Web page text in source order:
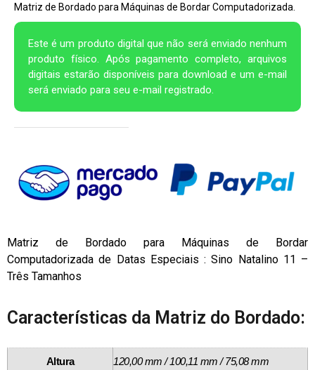
Matriz de Bordado para Máquinas de Bordar Computadorizada.
Este é um produto digital que não será enviado nenhum
produto físico. Após pagamento completo, arquivos
digitais estarão disponíveis para download e um e-mail
será enviado para seu e-mail registrado.
Matriz de Bordado para Máquinas de Bordar
Computadorizada de Datas Especiais : Sino Natalino 11 –
Três Tamanhos
Características da Matriz do Bordado:
Altura 120,00 mm / 100,11 mm / 75,08 mm